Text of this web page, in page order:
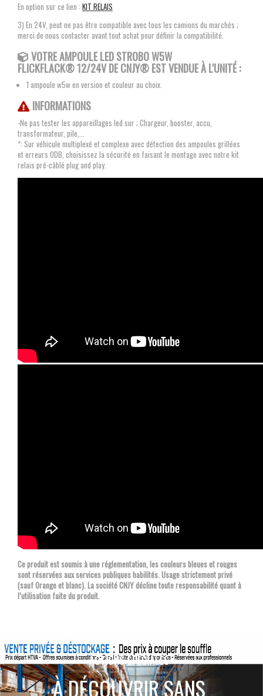
En option sur ce lien : KIT RELAIS
3) En 24V, peut ne pas être compatible avec tous les camions du marchés ;
merci de nous contacter avant tout achat pour définir la compatibilité.
VOTRE AMPOULE LED STROBO W5W
FLICKFLACK® 12/24VDE CNJY®EST VENDUE À L'UNITÉ :
1 ampoule w5w en version et couleur au choix.
INFORMATIONS
-Ne pas tester les appareillages led sur ; Chargeur, booster, accu,
transformateur, pile,...
*: Sur véhicule multiplexé et complexe avec détection des ampoules grillées
et erreurs ODB, choisissez la sécurité en faisant le montage avec notre kit
relais pré-câblé plug and play.
Ce produit est soumis à une réglementation, les couleurs bleues et rouges
sont réservées aux services publiques habilités. Usage strictement privé
(sauf Orange et blanc). La société CNJY décline toute responsabilité quant à
l’utilisation faite du produit.
ACTIONS SPÉCIALES
À DÉCOUVRIR SANS